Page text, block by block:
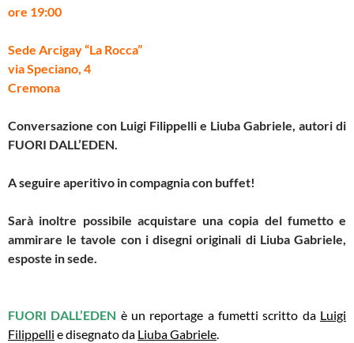
ore 19:00
Sede Arcigay “La Rocca”
via Speciano, 4
Cremona
Conversazione con Luigi Filippelli e Liuba Gabriele, autori di
FUORI DALL’EDEN.
A seguire aperitivo in compagnia con buffet!
Sarà inoltre possibile acquistare una copia del fumetto e
ammirare le tavole con i disegni originali di Liuba Gabriele,
esposte in sede.
FUORI DALL’EDEN è un reportage a fumetti scritto da Luigi
Filippelli e disegnato da Liuba Gabriele.